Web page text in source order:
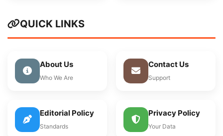
QUICK LINKS
About Us
Who We Are
Contact Us
Support
Editorial Policy
Standards
Privacy Policy
Your Data